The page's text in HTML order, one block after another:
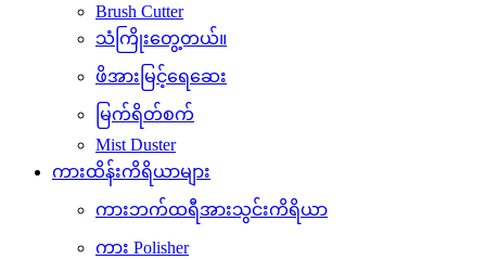
Brush Cutter
သံကြိုးတွေ့တယ်။
ဖိအားမြင့်ရေဆေး
မြက်ရိတ်စက်
Mist Duster
ကားထိန်းကိရိယာများ
ကားဘက်ထရီအားသွင်းကိရိယာ
ကား Polisher